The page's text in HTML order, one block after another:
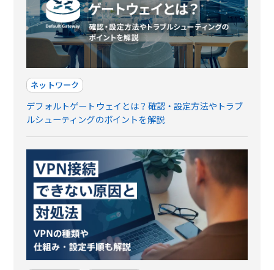
ネットワーク
デフォルトゲートウェイとは？確認・設定方法やトラブ
ルシューティングのポイントを解説